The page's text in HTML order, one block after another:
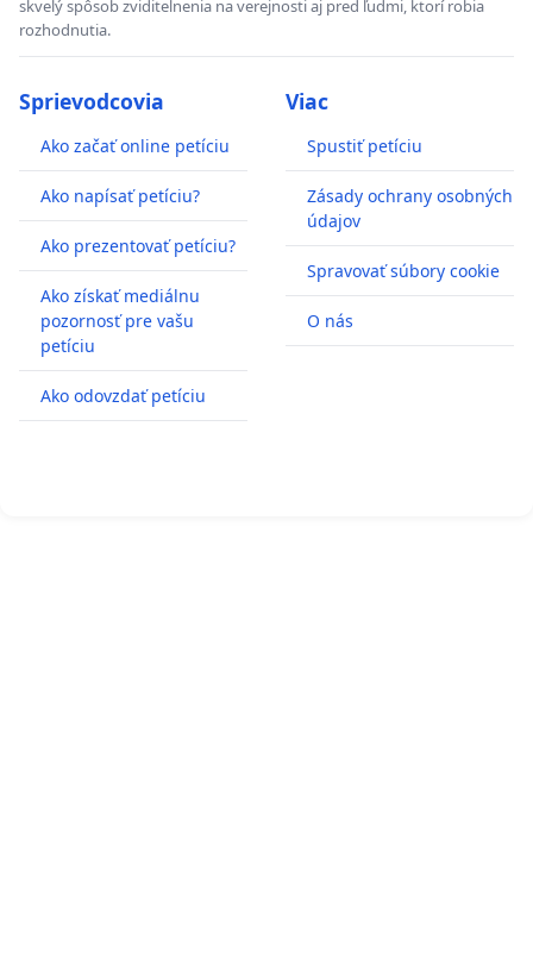
skvelý spôsob zviditelnenia na verejnosti aj pred ľudmi, ktorí robia
rozhodnutia.
Sprievodcovia
Ako začať online petíciu
Ako napísať petíciu?
Ako prezentovať petíciu?
Ako získať mediálnu
pozornosť pre vašu
petíciu
Ako odovzdať petíciu
Viac
Spustiť petíciu
Zásady ochrany osobných
údajov
Spravovať súbory cookie
O nás